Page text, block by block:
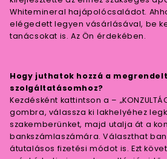
Whitemineral hajápolócsaládot.
elégedett legyen vásárlásával, be
tanácsokat is. Az Ön érdekében.
Hogy juthatok hozzá a
szolgáltatásomhoz?
Kezdésként kattintson a –
gombra, válassza ki lakhelyéhez
szakemberünket, majd utalja át a
bankszámlaszámára. Választhat
átutalásos fizetési módot is. Ezt